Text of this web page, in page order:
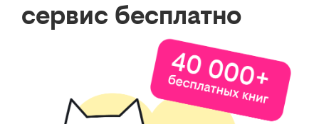
сервис бесплатно